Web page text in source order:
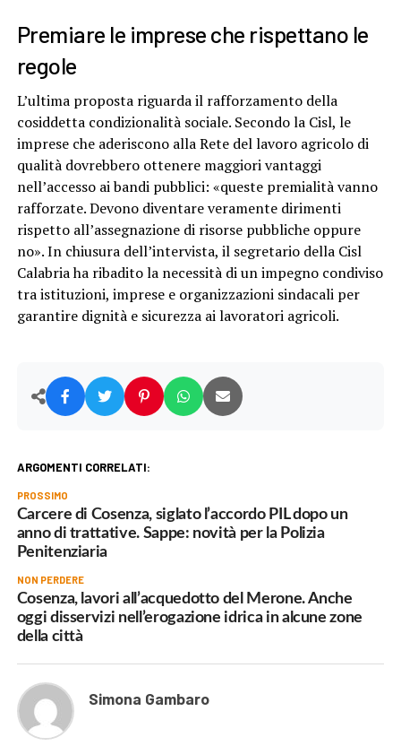
Premiare le imprese che rispettano le
regole
L’ultima proposta riguarda il rafforzamento della
cosiddetta condizionalità sociale. Secondo la Cisl, le
imprese che aderiscono alla Rete del lavoro agricolo di
qualità dovrebbero ottenere maggiori vantaggi
nell’accesso ai bandi pubblici: «queste premialità vanno
rafforzate. Devono diventare veramente dirimenti
rispetto all’assegnazione di risorse pubbliche oppure
no». In chiusura dell’intervista, il segretario della Cisl
Calabria ha ribadito la necessità di un impegno condiviso
tra istituzioni, imprese e organizzazioni sindacali per
garantire dignità e sicurezza ai lavoratori agricoli.
ARGOMENTI CORRELATI:
PROSSIMO
Carcere di Cosenza, siglato l’accordo PIL dopo un
anno di trattative. Sappe: novità per la Polizia
Penitenziaria
NON PERDERE
Cosenza, lavori all’acquedotto del Merone. Anche
oggi disservizi nell’erogazione idrica in alcune zone
della città
Simona Gambaro